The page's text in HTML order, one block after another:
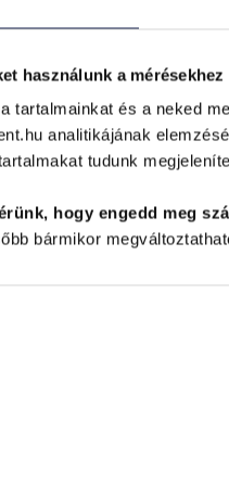
használunk a
tartalmainkat és a neked
analitikájának
tudunk
hogy engedd meg
bármikor